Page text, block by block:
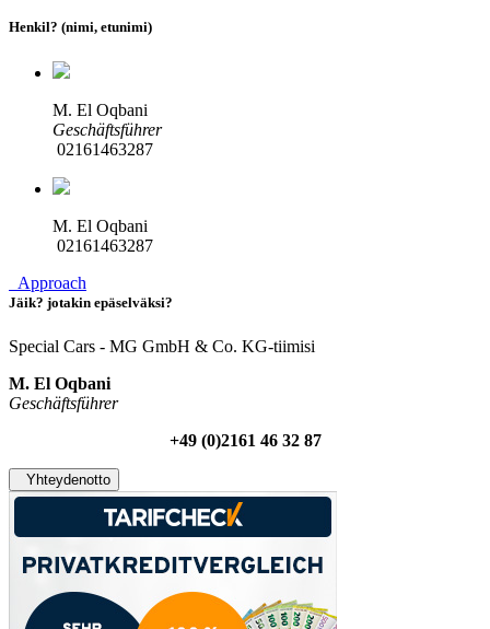
Henkil? (nimi, etunimi)
M. El Oqbani
Geschäftsführer
02161463287
M. El Oqbani
02161463287
Approach
Jäik? jotakin epäselväksi?
Special Cars - MG GmbH & Co. KG-tiimisi
M. El Oqbani
Geschäftsführer
+49 (0)2161 46 32 87
Yhteydenotto